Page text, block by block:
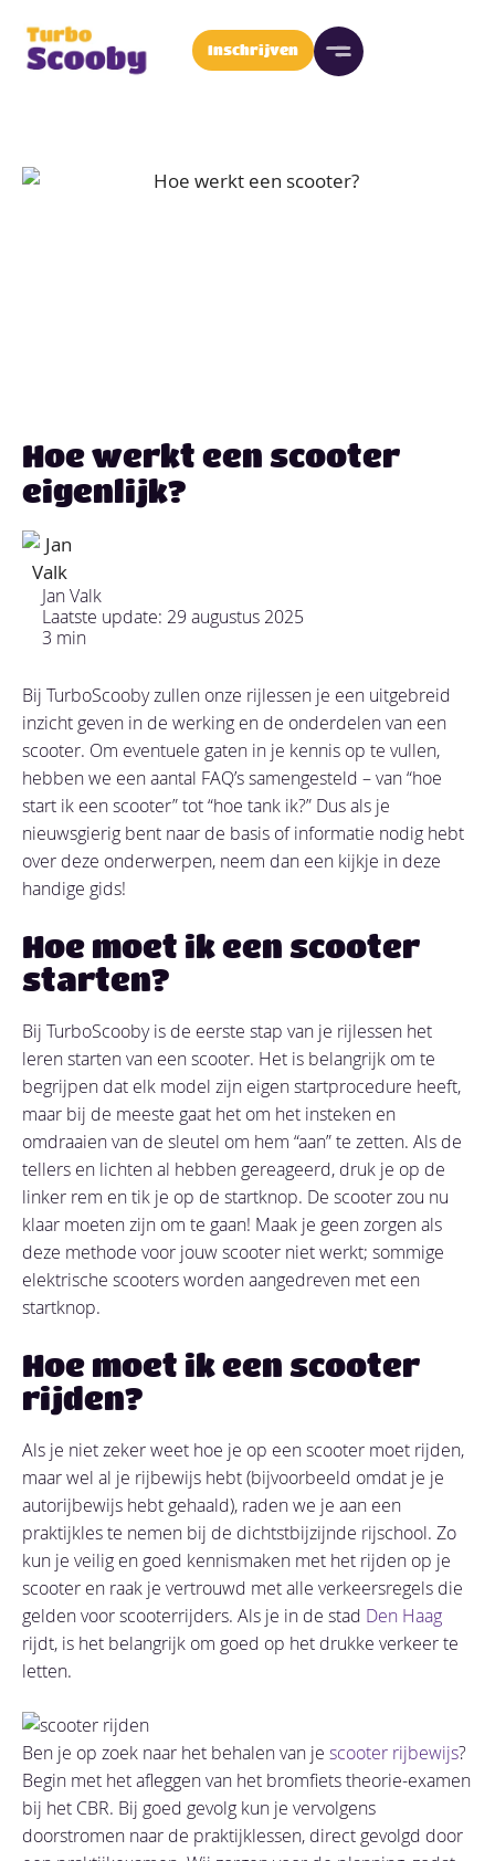
Inschrijven
Hoe werkt een scooter
eigenlijk?
Jan Valk
Laatste update: 29 augustus 2025
3 min
Bij TurboScooby zullen onze rijlessen je een uitgebreid
inzicht geven in de werking en de onderdelen van een
scooter. Om eventuele gaten in je kennis op te vullen,
hebben we een aantal FAQ’s samengesteld – van “hoe
start ik een scooter” tot “hoe tank ik?” Dus als je
nieuwsgierig bent naar de basis of informatie nodig hebt
over deze onderwerpen, neem dan een kijkje in deze
handige gids!
Hoe moet ik een scooter
starten?
Bij TurboScooby is de eerste stap van je rijlessen het
leren starten van een scooter. Het is belangrijk om te
begrijpen dat elk model zijn eigen startprocedure heeft,
maar bij de meeste gaat het om het insteken en
omdraaien van de sleutel om hem “aan” te zetten. Als de
tellers en lichten al hebben gereageerd, druk je op de
linker rem en tik je op de startknop. De scooter zou nu
klaar moeten zijn om te gaan! Maak je geen zorgen als
deze methode voor jouw scooter niet werkt; sommige
elektrische scooters worden aangedreven met een
startknop.
Hoe moet ik een scooter
rijden?
Als je niet zeker weet hoe je op een scooter moet rijden,
maar wel al je rijbewijs hebt (bijvoorbeeld omdat je je
autorijbewijs hebt gehaald), raden we je aan een
praktijkles te nemen bij de dichtstbijzijnde rijschool. Zo
kun je veilig en goed kennismaken met het rijden op je
scooter en raak je vertrouwd met alle verkeersregels die
gelden voor scooterrijders. Als je in de stad Den Haag
rijdt, is het belangrijk om goed op het drukke verkeer te
letten.
Ben je op zoek naar het behalen van je scooter rijbewijs?
Begin met het afleggen van het bromfiets theorie-examen
bij het CBR. Bij goed gevolg kun je vervolgens
doorstromen naar de praktijklessen, direct gevolgd door